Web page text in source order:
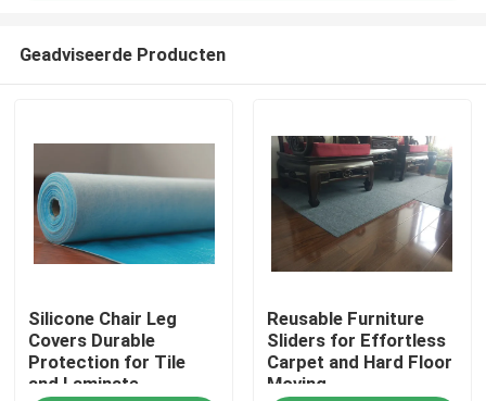
Geadviseerde Producten
Silicone Chair Leg
Covers Durable
Protection for Tile
and Laminate
Reusable Furniture
Sliders for Effortless
Carpet and Hard Floor
Moving